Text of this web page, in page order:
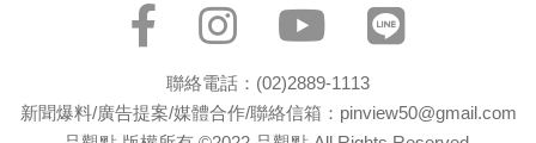
音
聯絡電話：(02)2889-1113
新聞爆料/廣告提案/媒體合作/聯絡信箱：pinview50@gmail.com